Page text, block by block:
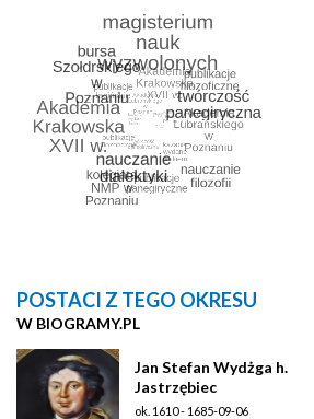
POSTACI Z TEGO OKRESU
W BIOGRAMY.PL
Jan Stefan Wydżga h.
Jastrzębiec
ok. 1610 - 1685-09-06